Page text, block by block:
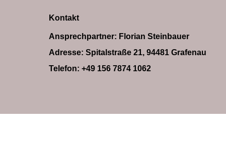
Kontakt
Ansprechpartner: Florian Steinbauer
Adresse: Spitalstraße 21, 94481 Grafenau
Telefon: +49 156 7874 1062